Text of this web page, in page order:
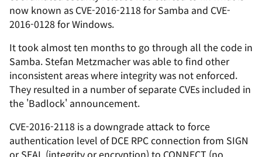
now known as CVE-2016-2118 for Samba and CVE-
2016-0128 for Windows.
It took almost ten months to go through all the code in
Samba. Stefan Metzmacher was able to find other
inconsistent areas where integrity was not enforced.
They resulted in a number of separate CVEs included in
the 'Badlock' announcement.
CVE-2016-2118 is a downgrade attack to force
authentication level of DCE RPC connection from SIGN
or SEAL (integrity or encryption) to CONNECT (no